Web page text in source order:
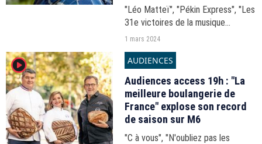
"Léo Matteï", "Pékin Express", "Les
31e victoires de la musique
classique", "Envoyé Spécial"... Les
29 février 2024.
1 mars 2024
player2 AUDIENCES
Audiences access 19h : "La
meilleure boulangerie de
France" explose son record
de saison sur M6
"C à vous", "N'oubliez pas les